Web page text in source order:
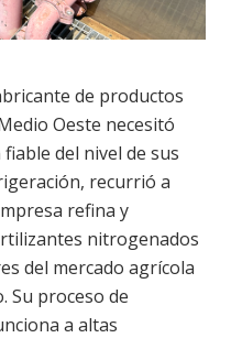
de productos
Oeste necesitó
del nivel de sus
recurrió a
refina y
nitrogenados
del mercado agrícola
Su proceso de
a altas